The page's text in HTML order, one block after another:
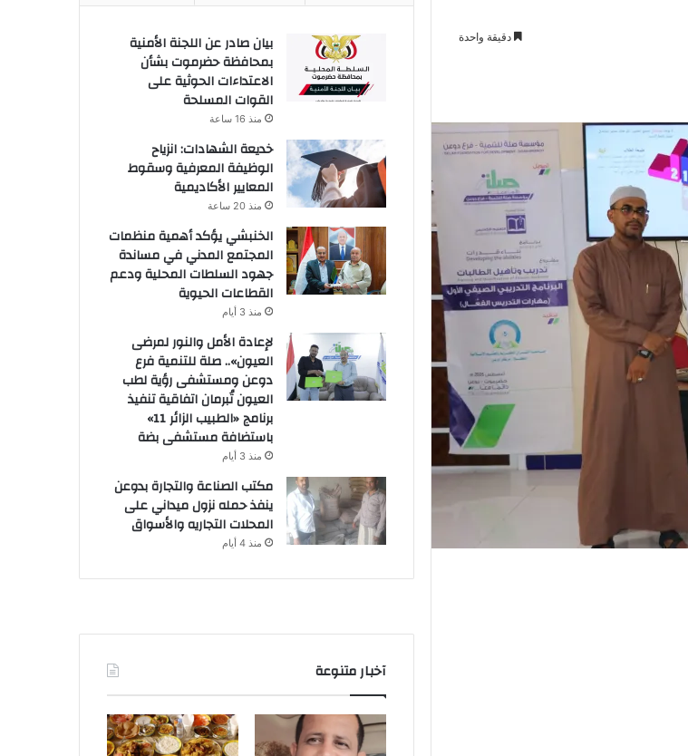
دقيقة واحدة
بيان صادر عن اللجنة الأمنية
بمحافظة حضرموت بشأن
الاعتداءات الحوثية على
القوات المسلحة
منذ 16 ساعة
خديعة الشهادات: انزياح
الوظيفة المعرفية وسقوط
المعايير الأكاديمية
منذ 20 ساعة
الخنبشي يؤكد أهمية منظمات
المجتمع المدني في مساندة
جهود السلطات المحلية ودعم
القطاعات الحيوية
منذ 3 أيام
لإعادة الأمل والنور لمرضى
العيون».. صلة للتنمية فرع
دوعن ومستشفى رؤية لطب
العيون تُبرمان اتفاقية تنفيذ
برنامج «الطبيب الزائر 11»
باستضافة مستشفى بضة
منذ 3 أيام
مكتب الصناعة والتجارة بدوعن
ينفذ حمله نزول ميداني على
المحلات التجاريه والأسواق
منذ 4 أيام
آخبار متنوعة